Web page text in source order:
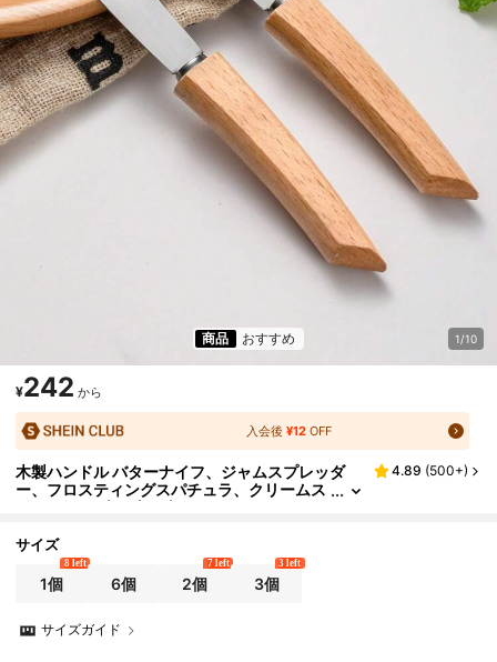
商品 おすすめ 1/10
¥242 から
入会後¥12 OFF
木製ハンドル バターナイフ、ジャムスプレッダ
ー、フロスティングスパチュラ、クリームス
クレーパー 1個/3個/6個セット
4.89 (500+)
サイズ
1個
8 left
6個 2個
7 left
3個
3 left
サイズガイド